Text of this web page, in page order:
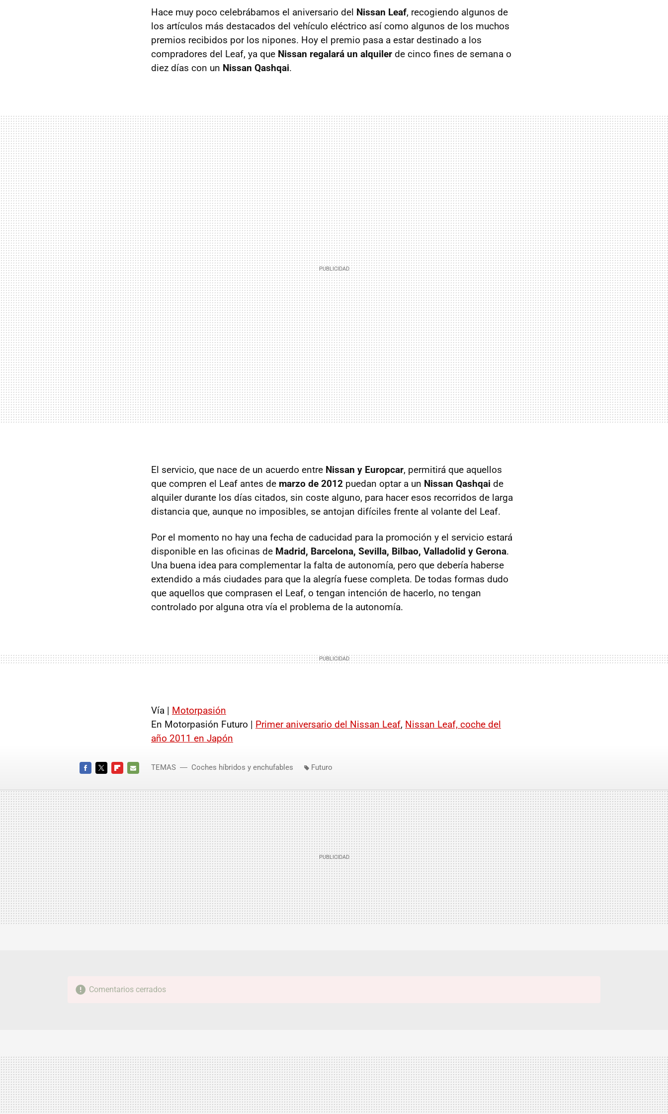
Hace muy poco celebrábamos el aniversario del Nissan Leaf, recogiendo algunos de
los artículos más destacados del vehículo eléctrico así como algunos de los muchos
premios recibidos por los nipones. Hoy el premio pasa a estar destinado a los
compradores del Leaf, ya que Nissan regalará un alquiler de cinco fines de semana o
diez días con un Nissan Qashqai.
El servicio, que nace de un acuerdo entre Nissan y Europcar, permitirá que aquellos
que compren el Leaf antes de marzo de 2012 puedan optar a un Nissan Qashqai de
alquiler durante los días citados, sin coste alguno, para hacer esos recorridos de larga
distancia que, aunque no imposibles, se antojan difíciles frente al volante del Leaf.
Por el momento no hay una fecha de caducidad para la promoción y el servicio estará
disponible en las oficinas de Madrid, Barcelona, Sevilla, Bilbao, Valladolid y Gerona.
Una buena idea para complementar la falta de autonomía, pero que debería haberse
extendido a más ciudades para que la alegría fuese completa. De todas formas dudo
que aquellos que comprasen el Leaf, o tengan intención de hacerlo, no tengan
controlado por alguna otra vía el problema de la autonomía.
Vía | Motorpasión
En Motorpasión Futuro | Primer aniversario del Nissan Leaf, Nissan Leaf, coche del
año 2011 en Japón
MAIL
TEMAS Coches híbridos y enchufables Futuro
Comentarios cerrados